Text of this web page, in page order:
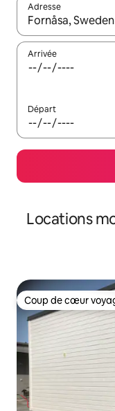
Adresse
Lorsque les
Arrivée
Départ
Locations
Coup de cœur
Coup de cœur